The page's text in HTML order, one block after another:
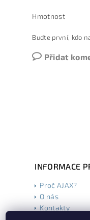
Hmotnost
Buďte první, kdo
Přidat
INFORMACE
Proč AJAX?
O nás
Kontakty